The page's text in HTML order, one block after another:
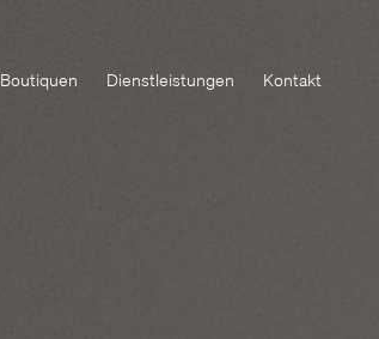
Boutiquen Dienstleistungen Kontakt